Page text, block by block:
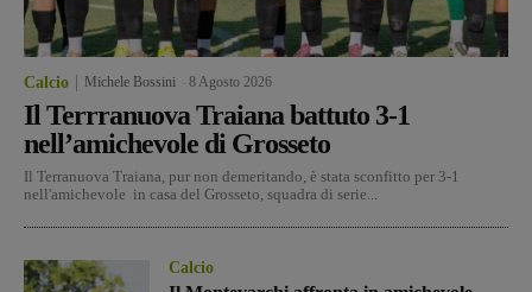
Calcio Michele Bossini 8 Agosto 2026
Il Terrranuova Traiana battuto 3-1
nell’amichevole di Grosseto
Il Terranuova Traiana, pur non demeritando, è stata sconfitto per 3-1
nell'amichevole in casa del Grosseto, squadra di serie...
Calcio